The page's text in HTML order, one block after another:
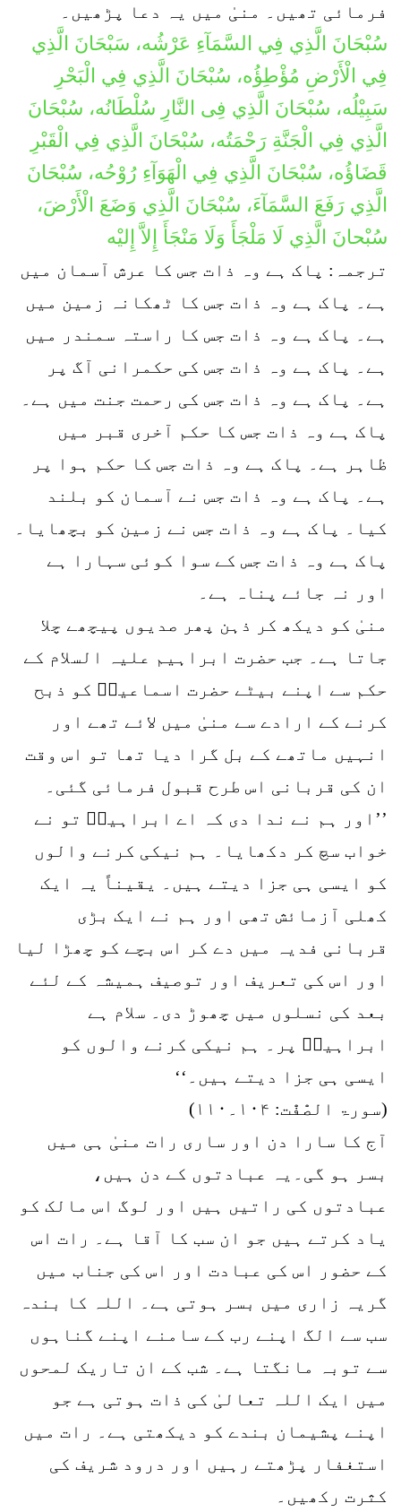
فرمائی تھیں۔ منیٰ میں یہ دعا پڑھیں۔
سُبْحَانَ الَّذِي فِي السَّمَآءِ عَرْشُه، سَبْحَانَ الَّذِي
فِي الْأَرْضِ مُؤْطِؤُه، سُبْحَانَ الَّذِي فِي الْبَحْرِ
سَبِيْلُه، سُبْحَانَ الَّذِي فِی النَّارِ سُلْطَانُه، سُبْحَانَ
الَّذِي فِي الْجَنَّةِ رَحْمَتُه، سُبْحَانَ الَّذِي فِي الْقَبْرِ
قَضَاؤُه، سُبْحَانَ الَّذِي فِي الْهَوَآءِ رُوْحُه، سُبْحَانَ
الَّذِي رَفَعَ السَّمَآءَ، سُبْحَانَ الَّذِي وَضَعَ الْأَرْضَ،
سُبْحانَ الَّذِي لَا مَلْجَأَ وَلَا مَنْجَأَ إِلاَّ إِليْه
ترجمہ: پاک ہے وہ ذات جس کا عرش آسمان میں
ہے۔ پاک ہے وہ ذات جس کا ٹھکانہ زمین میں
ہے۔ پاک ہے وہ ذات جس کا راستہ سمندر میں
ہے۔ پاک ہے وہ ذات جس کی حکمرانی آگ پر
ہے۔ پاک ہے وہ ذات جس کی رحمت جنت میں ہے۔
پاک ہے وہ ذات جس کا حکم آخری قبر میں
ظاہر ہے۔ پاک ہے وہ ذات جس کا حکم ہوا پر
ہے۔ پاک ہے وہ ذات جس نے آسمان کو بلند
کیا۔ پاک ہے وہ ذات جس نے زمین کو بچھایا۔
پاک ہے وہ ذات جس کے سوا کوئی سہارا ہے
اور نہ جائے پناہ ہے۔
منیٰ کو دیکھ کر ذہن پھر صدیوں پیچھے چلا
جاتا ہے۔ جب حضرت ابراہیم علیہ السلام کے
حکم سے اپنے بیٹے حضرت اسماعیلؑ کو ذبح
کرنے کے ارادے سے منیٰ میں لائے تھے اور
انہیں ماتھے کے بل گرا دیا تھا تو اس وقت
ان کی قربانی اس طرح قبول فرمائی گئی۔
’’اور ہم نے ندا دی کہ اے ابراہیمؑ تو نے
خواب سچ کر دکھایا۔ ہم نیکی کرنے والوں
کو ایسی ہی جزا دیتے ہیں۔ یقیناً یہ ایک
کھلی آزمائش تھی اور ہم نے ایک بڑی
قربانی فدیہ میں دے کر اس بچے کو چھڑا لیا
اور اس کی تعریف اور توصیف ہمیشہ کے لئے
بعد کی نسلوں میں چھوڑ دی۔ سلام ہے
ابراہیمؑ پر۔ ہم نیکی کرنے والوں کو
ایسی ہی جزا دیتے ہیں۔‘‘
(سورۃ الصّٰفّٰت: ۱۰۴۔۱۱۰)
آج کا سارا دن اور ساری رات منیٰ ہی میں
بسر ہو گی۔یہ عبادتوں کے دن ہیں،
عبادتوں کی راتیں ہیں اور لوگ اس مالک کو
یاد کرتے ہیں جو ان سب کا آقا ہے۔ رات اس
کے حضور اس کی عبادت اور اس کی جناب میں
گریہ زاری میں بسر ہوتی ہے۔ اللہ کا بندہ
سب سے الگ اپنے رب کے سامنے اپنے گناہوں
سے توبہ مانگتا ہے۔ شب کے ان تاریک لمحوں
میں ایک اللہ تعالیٰ کی ذات ہوتی ہے جو
اپنے پشیمان بندے کو دیکھتی ہے۔ رات میں
استغفار پڑھتے رہیں اور درود شریف کی
کثرت رکھیں۔